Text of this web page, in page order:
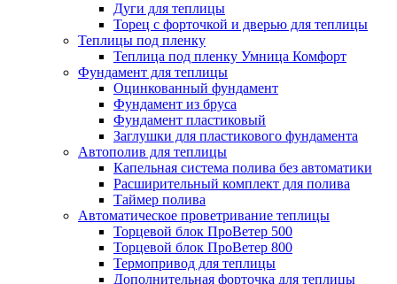
Дуги для теплицы
Торец с форточкой и дверью для теплицы
Теплицы под пленку
Теплица под пленку Умница Комфорт
Фундамент для теплицы
Оцинкованный фундамент
Фундамент из бруса
Фундамент пластиковый
Заглушки для пластикового фундамента
Автополив для теплицы
Капельная система полива без автоматики
Расширительный комплект для полива
Таймер полива
Автоматическое проветривание теплицы
Торцевой блок ПроВетер 500
Торцевой блок ПроВетер 800
Термопривод для теплицы
Дополнительная форточка для теплицы